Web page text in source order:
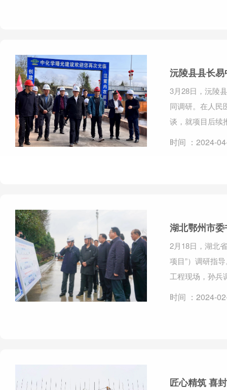
沅陵县县长
3月28日，沅陵
同调研。在人民
谈，就项目后续
时间 ：2024-
湖北鄂州市
2月18日，湖北
项目”）调研指
工程现场，孙兵
时间 ：2024-
匠心精筑 喜